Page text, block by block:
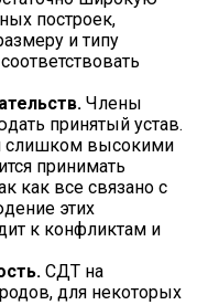
построек,
и типу
Члены
принятый устав.
слишком высокими
принимать
как все связано с
этих
к конфликтам и
СДТ на
для некоторых